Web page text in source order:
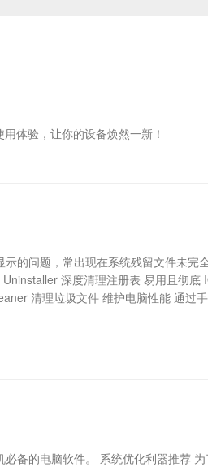
体验，让你的设备焕然一新！
的问题，常出现在系统残留文件未完
深度清理注册表 易用且彻底
清理垃圾文件 维护电脑性能 通过
备的电脑软件。 系统优化利器推荐